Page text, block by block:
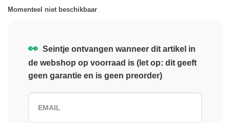
Momenteel niet beschikbaar
👀 Seintje ontvangen wanneer dit artikel in
de webshop op voorraad is (let op: dit geeft
geen garantie en is geen preorder)